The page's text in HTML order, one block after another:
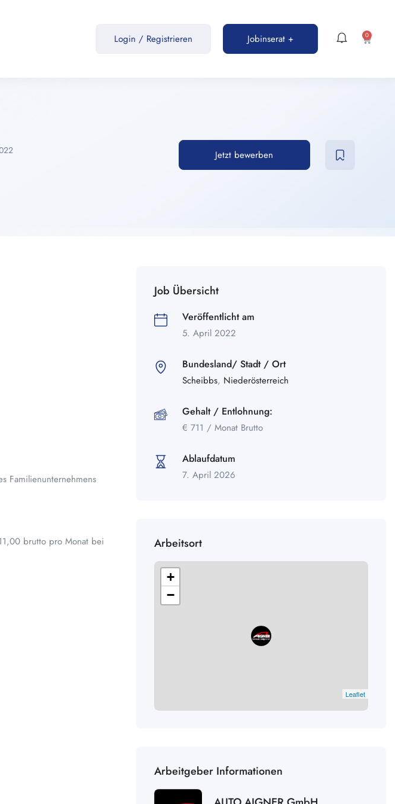
Login / Registrieren Jobinserat + 0
Jetzt bewerben
Familienunternehmens
brutto pro Monat bei
Job Übersicht
Veröffentlicht am
5. April 2022
Bundesland/ Stadt / Ort
Scheibbs, Niederösterreich
Gehalt / Entlohnung:
€ 711 / Monat Brutto
Ablaufdatum
7. April 2026
Arbeitsort
+
−
Leaflet
Arbeitgeber Informationen